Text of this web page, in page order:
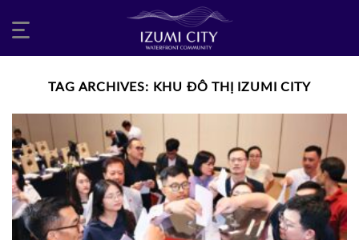
TAG ARCHIVES: KHU ĐÔ THỊ IZUMI CITY